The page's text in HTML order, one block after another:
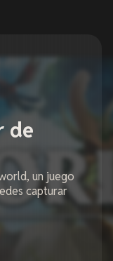
de
un juego
capturar